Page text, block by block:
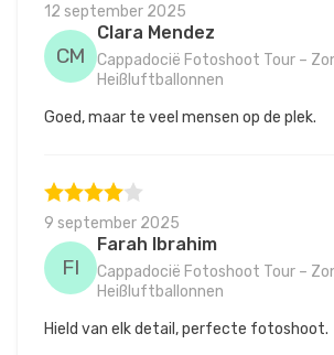
12 september 2025
CM
Clara Mendez
Cappadocië Fotoshoot Tour –
Heißluftballonnen
Goed, maar te veel mensen op de plek.
9 september 2025
FI
Farah Ibrahim
Cappadocië Fotoshoot Tour –
Heißluftballonnen
Hield van elk detail, perfecte fotoshoot.